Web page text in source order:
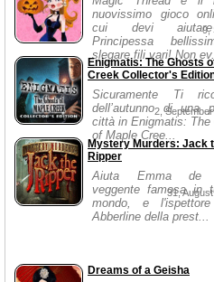
nuovissimo gioco
cui devi
Principessa
slegare fili vari! Non
9,
Enigmatis: The Ghosts
Creek Collector's
Sicuramente Ti
dell’autunno di una
città in Enigmatis: The
of Maple Cree...
2,
Mystery Murders: Jack
Ripper
Aiuta Emma de
veggente famosa in
mondo, e
Abberline della prest...
31,
Dreams of a Geisha